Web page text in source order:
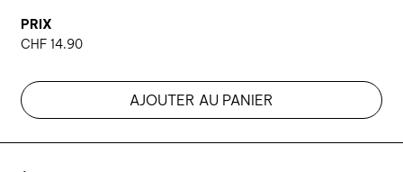
PRIX
CHF 14.90
AJOUTER AU PANIER